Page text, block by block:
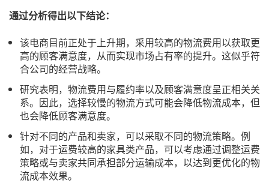
通过分析得出以下结论：
该电商目前正处于上升期，采用较高的物流费用以获取更
高的顾客满意度，从而实现市场占有率的提升。这似乎符
合公司的经营战略。
研究表明，物流费用与履约率以及顾客满意度呈正相关关
系。因此，选择较慢的物流方式可能会降低物流成本，但
也会降低顾客满意度。
针对不同的产品和卖家，可以采取不同的物流策略。例
如，对于运费较高的家具类产品，可以考虑通过调整运费
策略或与卖家共同承担部分运输成本，以达到更优化的物
流成本效果。